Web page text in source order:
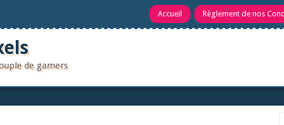
Accueil Règlement de nos
de gamers